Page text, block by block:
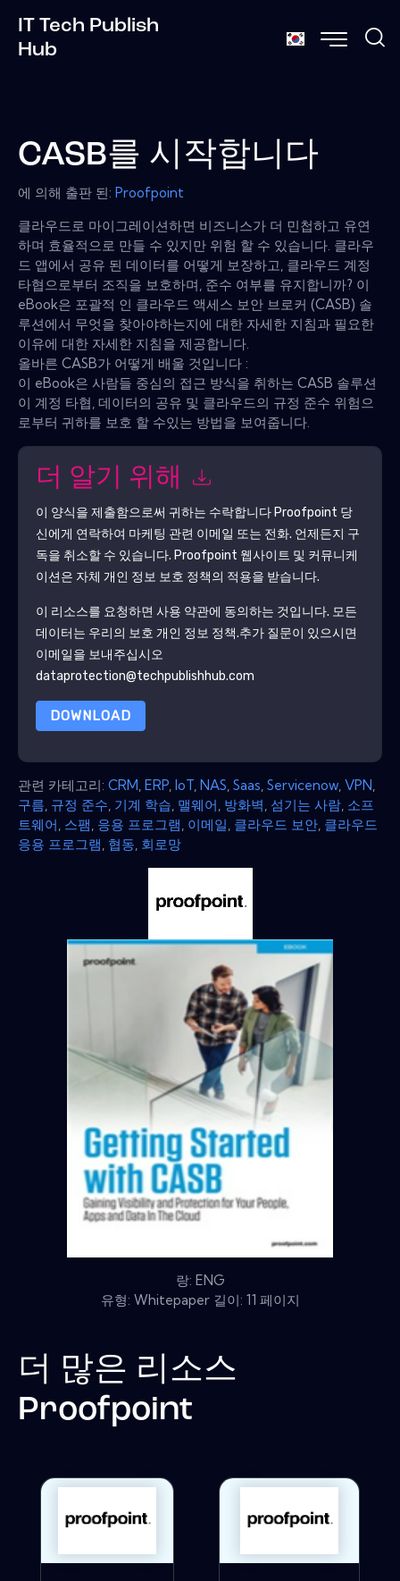
IT Tech Publish
Hub
CASB를 시작합니다
에 의해 출판 된: Proofpoint
클라우드로 마이그레이션하면 비즈니스가 더 민첩하고 유연
하며 효율적으로 만들 수 있지만 위험 할 수 있습니다. 클라우
드 앱에서 공유 된 데이터를 어떻게 보장하고, 클라우드 계정
타협으로부터 조직을 보호하며, 준수 여부를 유지합니까? 이
eBook은 포괄적 인 클라우드 액세스 보안 브로커 (CASB) 솔
루션에서 무엇을 찾아야하는지에 대한 자세한 지침과 필요한
이유에 대한 자세한 지침을 제공합니다.
올바른 CASB가 어떻게 배울 것입니다 :
이 eBook은 사람들 중심의 접근 방식을 취하는 CASB 솔루션
이 계정 타협, 데이터의 공유 및 클라우드의 규정 준수 위험으
로부터 귀하를 보호 할 수있는 방법을 보여줍니다.
더 알기 위해
이 양식을 제출함으로써 귀하는 수락합니다 Proofpoint 당
신에게 연락하여 마케팅 관련 이메일 또는 전화. 언제든지 구
독을 취소할 수 있습니다. Proofpoint 웹사이트 및 커뮤니케
이션은 자체 개인 정보 보호 정책의 적용을 받습니다.
이 리소스를 요청하면 사용 약관에 동의하는 것입니다. 모든
데이터는 우리의 보호 개인 정보 정책.추가 질문이 있으시면
이메일을 보내주십시오
dataprotection@techpublishhub.com
DOWNLOAD
관련 카테고리: CRM ERP IoT NAS Saas Servicenow VPN
구름 규정 준수 기계 학습 맬웨어 방화벽 섬기는 사람 소프
트웨어 스팸 응용 프로그램 이메일 클라우드 보안 클라우드
응용 프로그램 협동 회로망
랑: ENG
유형: Whitepaper 길이: 11 페이지
더 많은 리소스
Proofpoint